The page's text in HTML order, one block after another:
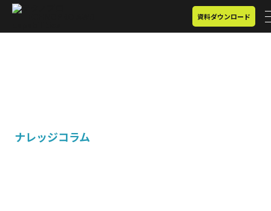
資料ダウンロード
ナレッジコラム